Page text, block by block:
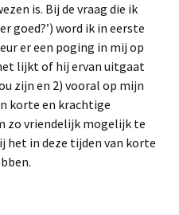
is. Bij de vraag die ik
goed?’) word ik in eerste
er een poging in mij op
lijkt of hij ervan uitgaat
zijn en 2) vooral op mijn
korte en krachtige
zo vriendelijk mogelijk te
het in deze tijden van korte